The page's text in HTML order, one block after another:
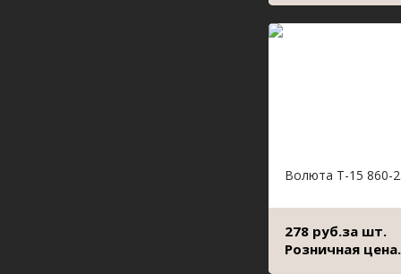
Волюта Т-15 860-
278 руб.за шт.
Розничная цена.